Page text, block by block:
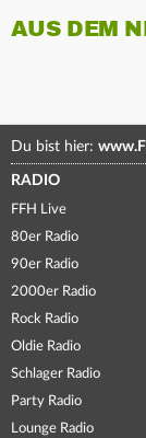
AUS DEM
Du bist hier:
RADIO
FFH Live
80er Radio
90er Radio
2000er Radio
Rock Radio
Oldie Radio
Schlager Radio
Party Radio
Lounge Radio